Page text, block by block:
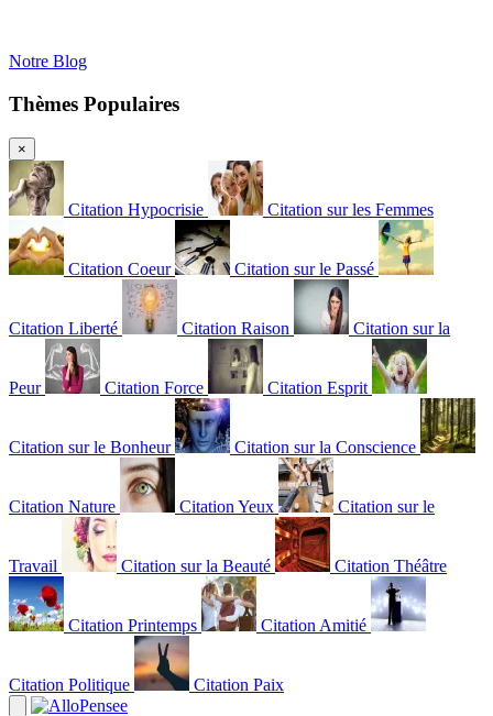
Notre Blog
Thèmes Populaires
×
Citation Hypocrisie Citation sur les Femmes
Citation Coeur Citation sur le Passé
Citation Liberté Citation Raison Citation sur la
Peur Citation Force Citation Esprit
Citation sur le Bonheur Citation sur la Conscience
Citation Nature Citation Yeux Citation sur le
Travail Citation sur la Beauté Citation Théâtre
Citation Printemps Citation Amitié
Citation Politique Citation Paix